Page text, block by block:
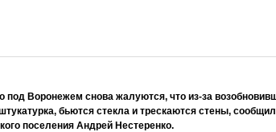
Воронежем снова жалуются, что из-за
бьются стекла и трескаются стены,
поселения Андрей Нестеренко.